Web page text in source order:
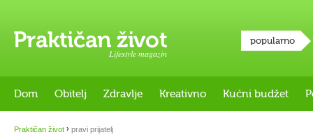
Lifestyle magazin
popularno
Dom Obitelj Zdravlje Kreativno Kućni budžet
Praktičan život › pravi prijatelj